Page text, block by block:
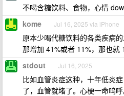
不喝含糖饮料、食物，心情
kome Jul 16, 2025 via iPhone
原本少喝代糖饮料的各类疾病
那增加 41%或者 11%，那也就
stdout Jul 16, 2025
比如血管炎症这种，十年低炎
了，血管就堵了。心梗一命呜